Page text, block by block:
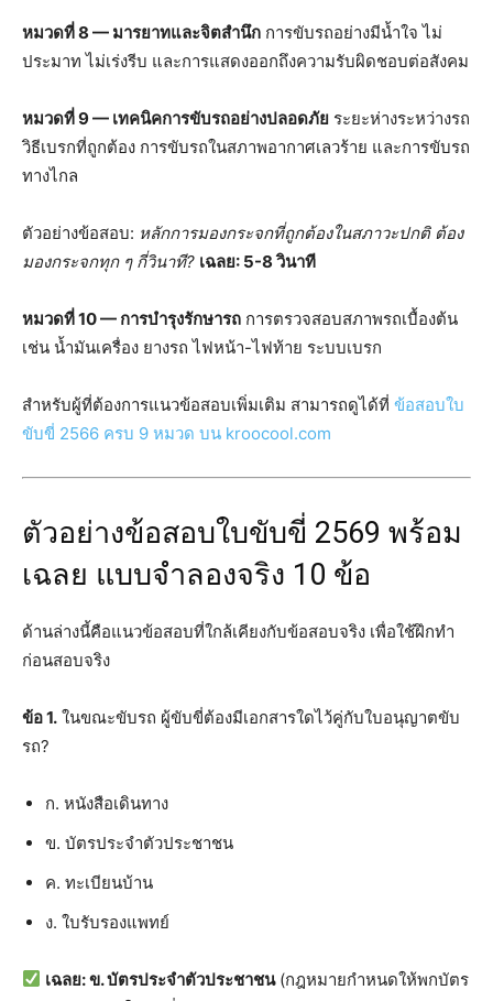
หมวดที่ 8 — มารยาทและจิตสำนึก การขับรถอย่างมีน้ำใจ ไม่
ประมาท ไม่เร่งรีบ และการแสดงออกถึงความรับผิดชอบต่อสังคม
หมวดที่ 9 — เทคนิคการขับรถอย่างปลอดภัย ระยะห่างระหว่างรถ
วิธีเบรกที่ถูกต้อง การขับรถในสภาพอากาศเลวร้าย และการขับรถ
ทางไกล
ตัวอย่างข้อสอบ: หลักการมองกระจกที่ถูกต้องในสภาวะปกติ ต้อง
มองกระจกทุก ๆ กี่วินาที? เฉลย: 5-8 วินาที
หมวดที่ 10 — การบำรุงรักษารถ การตรวจสอบสภาพรถเบื้องต้น
เช่น น้ำมันเครื่อง ยางรถ ไฟหน้า-ไฟท้าย ระบบเบรก
สำหรับผู้ที่ต้องการแนวข้อสอบเพิ่มเติม สามารถดูได้ที่ ข้อสอบใบ
ขับขี่ 2566 ครบ 9 หมวด บน kroocool.com
ตัวอย่างข้อสอบใบขับขี่ 2569 พร้อม
เฉลย แบบจำลองจริง 10 ข้อ
ด้านล่างนี้คือแนวข้อสอบที่ใกล้เคียงกับข้อสอบจริง เพื่อใช้ฝึกทำ
ก่อนสอบจริง
ข้อ 1. ในขณะขับรถ ผู้ขับขี่ต้องมีเอกสารใดไว้คู่กับใบอนุญาตขับ
รถ?
ก. หนังสือเดินทาง
ข. บัตรประจำตัวประชาชน
ค. ทะเบียนบ้าน
ง. ใบรับรองแพทย์
เฉลย: ข. บัตรประจำตัวประชาชน(กฎหมายกำหนดให้พกบัตร